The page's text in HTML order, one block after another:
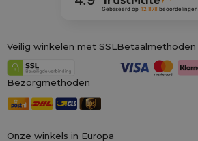
Onze winkels in Europa
Gebaseerd op 12 878beoordelingen
Veilig winkelen met SSL Betaalmethoden
Bezorgmethoden